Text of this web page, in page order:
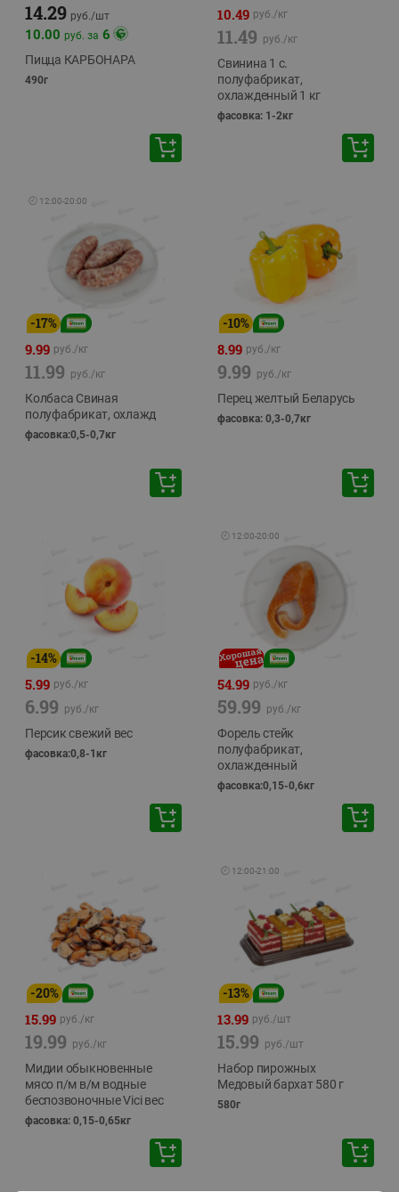
14.29 руб./шт
10.00 руб. за 6
Пицца КАРБОНАРА
490г
10.49 руб./кг
11.49 руб./кг
Свинина 1 с.
полуфабрикат,
охлажденный 1 кг
фасовка: 1-2кг
🕘 12:00-20:00
-17%
9.99 руб./кг
11.99 руб./кг
Колбаса Свиная
полуфабрикат, охлажд
фасовка:0,5-0,7кг
-10%
8.99 руб./кг
9.99 руб./кг
Перец желтый Беларусь
фасовка: 0,3-0,7кг
-14%
5.99 руб./кг
6.99 руб./кг
Персик свежий вес
фасовка:0,8-1кг
🕘 12:00-20:00
54.99 руб./кг
59.99 руб./кг
Форель стейк
полуфабрикат,
охлажденный
фасовка:0,15-0,6кг
-20%
15.99 руб./кг
19.99 руб./кг
Мидии обыкновенные
мясо п/м в/м водные
беспозвоночные Vici вес
фасовка: 0,15-0,65кг
🕘 12:00-21:00
-13%
13.99 руб./шт
15.99 руб./шт
Набор пирожных
Медовый бархат 580 г
580г